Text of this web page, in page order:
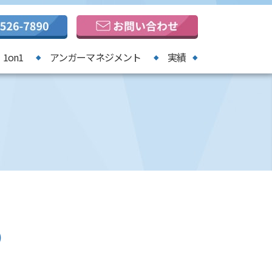
1on1 アンガーマネジメント 実績